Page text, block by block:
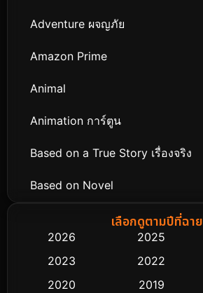
Adventure ผจญภัย
Amazon Prime
Animal
Animation การ์ตูน
Based on a True Story เรื่องจริง
Based on Novel
Biography ชีวิตจริง
Classic หนังคลาสสิก
เลือกดูตามปีที่ฉาย
2026 2025
2023
2022
2020
2019